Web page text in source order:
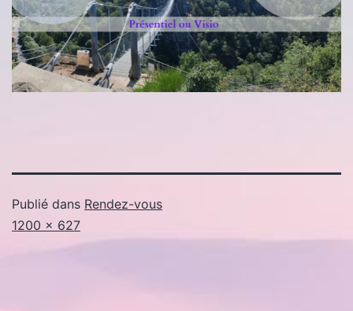
Publié dans Rendez-vous
Taille
1200 × 627